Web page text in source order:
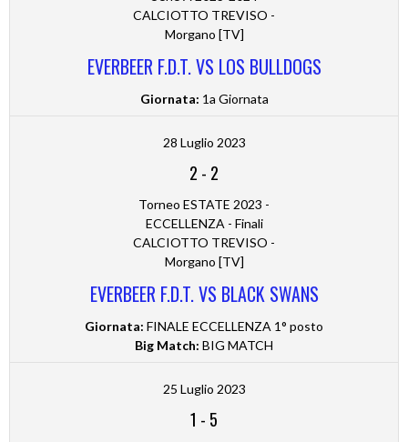
CALCIOTTO TREVISO -
Morgano [TV]
EVERBEER F.D.T. VS LOS BULLDOGS
Giornata: 1a Giornata
28 Luglio 2023
2 - 2
Torneo ESTATE 2023 -
ECCELLENZA - Finali
CALCIOTTO TREVISO -
Morgano [TV]
EVERBEER F.D.T. VS BLACK SWANS
Giornata: FINALE ECCELLENZA 1° posto
Big Match: BIG MATCH
25 Luglio 2023
1 - 5